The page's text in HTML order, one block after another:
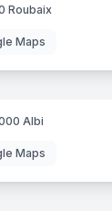
Roubaix
Maps
Albi
Maps